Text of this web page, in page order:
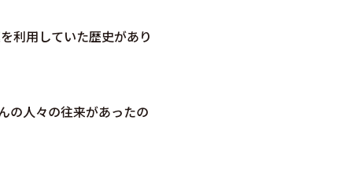
利用していた歴史があり
の人々の往来があったの